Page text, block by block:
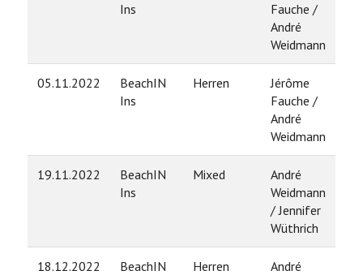
Ins
Fauche /
André
Weidmann
05.11.2022
BeachIN
Ins
Herren
Jérôme
Fauche /
André
Weidmann
19.11.2022
BeachIN
Ins
Mixed
André
Weidmann
/ Jennifer
Wüthrich
18.12.2022
BeachIN
Herren
André